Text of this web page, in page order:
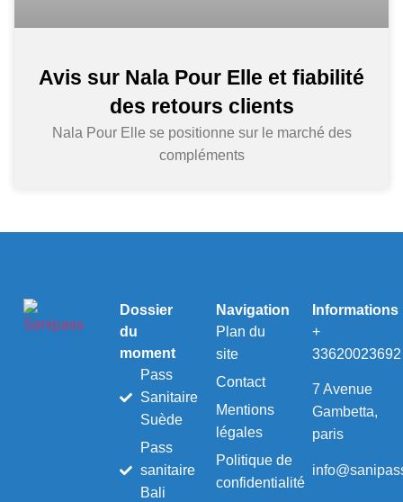
Avis sur Nala Pour Elle et fiabilité
des retours clients
Nala Pour Elle se positionne sur le marché des
compléments
Dossier
du
moment
Pass
Sanitaire
Suède
Pass
sanitaire
Bali
Navigation
Plan du
site
Contact
Mentions
légales
Politique de
confidentialité
Informations
+
33620023692
7 Avenue
Gambetta,
paris